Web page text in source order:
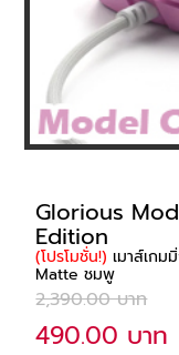
Glorious
Edition
(โปรโมชั่น!) เมาส์เก
Matte ชมพู
2,390.00 บาท
490.00 บาท